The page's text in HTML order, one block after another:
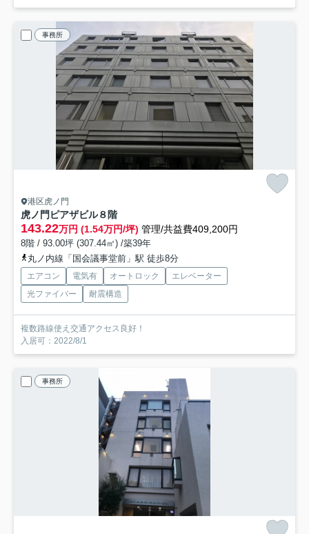
事務所
港区虎ノ門
虎ノ門ピアザビル８階
143.22万円 (1.54万円/坪) 管理/共益費409,200円
8階 / 93.00坪 (307.44㎡) /築39年
丸ノ内線「国会議事堂前」駅 徒歩8分
エアコン 電気有 オートロック
エレベーター
光ファイバー
耐震構造
複数路線使え交通アクセス良好！
入居可：2022/8/1
事務所